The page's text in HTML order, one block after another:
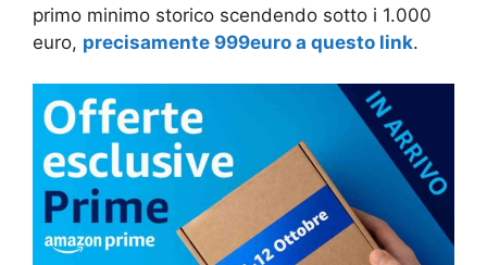
primo minimo storico scendendo sotto i 1.000
euro, precisamente 999euro a questo link.